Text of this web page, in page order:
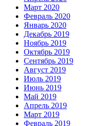
Март 2020
Февраль 2020
Январь 2020
Декабрь 2019
Ноябрь 2019
Октябрь 2019
Сентябрь 2019
Август 2019
Июль 2019
Июнь 2019
Май 2019
Апрель 2019
Март 2019
Февраль 2019